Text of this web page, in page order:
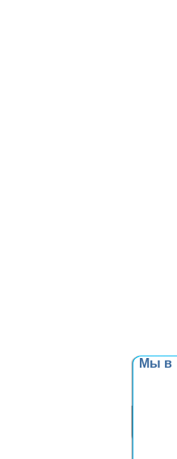
Мы в